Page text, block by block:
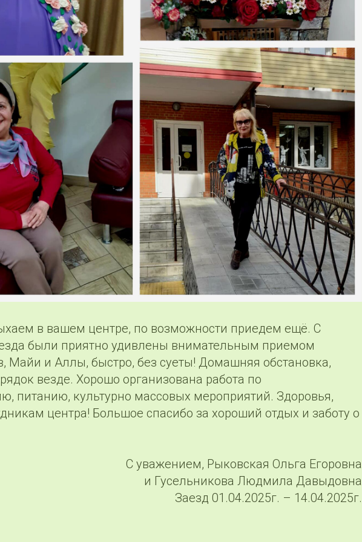
в вашем центре, по возможности приедем ещё. С
были приятно удивлены внимательным приемом
Майи и Аллы, быстро, без суеты! Домашняя обстановка,
везде. Хорошо организована работа по
питанию, культурно массовых мероприятий. Здоровья,
центра! Большое спасибо за хороший отдых и заботу о
С уважением, Рыковская Ольга Егоровна
и Гусельникова Людмила Давыдовна
Заезд 01.04.2025г. – 14.04.2025г.